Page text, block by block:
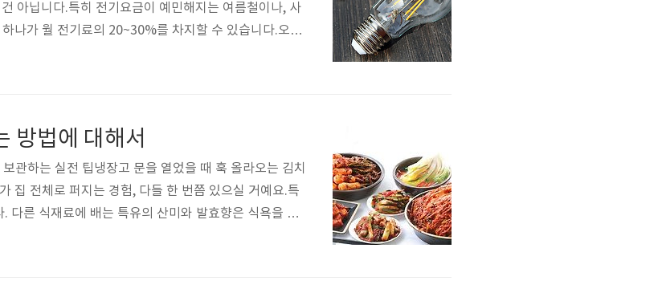
아닙니다.특히 전기요금이 예민해지는 여름철이나, 사
나가 월 전기료의 20~30%를 차지할 수 있습니다.오늘
더 오래 보관할 수 있는 정리 및 운용 습관을 총정리해
저하벽..
방법에 대해서
관하는 실전 팁냉장고 문을 열었을 때 훅 올라오는 김치
집 전체로 퍼지는 경험, 다들 한 번쯤 있으실 거예요.특
다른 식재료에 배는 특유의 산미와 발효향은 식욕을 떨
의심하게 만들 수 있죠.오늘은 김치냄새가 왜 그렇게